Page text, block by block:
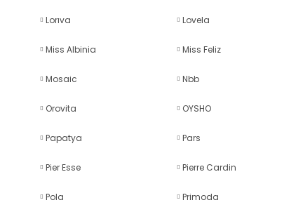
Lorıva Lovela
Miss Albinia Miss Feliz
Mosaic Nbb
Orovita OYSHO
Papatya Pars
Pier Esse Pierre Cardin
Pola Primoda